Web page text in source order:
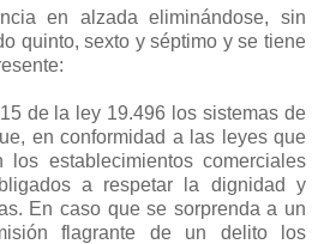
en alzada eliminándose, sin
quinto, sexto y séptimo y se tiene
de la ley 19.496 los sistemas de
en conformidad a las leyes que
los establecimientos comerciales
a respetar la dignidad y
En caso que se sorprenda a un
flagrante de un delito los